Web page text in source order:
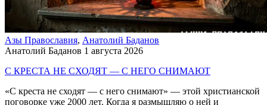
Азы Православия, Анатолий Баданов
Анатолий Баданов 1 августа 2026
С КРЕСТА НЕ СХОДЯТ — С НЕГО СНИМАЮТ
«С креста не сходят — с него снимают» — этой христианской
поговорке уже 2000 лет. Когда я размышляю о ней и